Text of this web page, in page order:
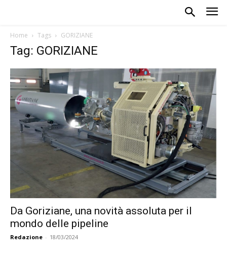
Home Tags GORIZIANE
Tag: GORIZIANE
Da Goriziane, una novità assoluta per il
mondo delle pipeline
Redazione - 18/03/2024